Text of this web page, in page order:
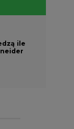
ile